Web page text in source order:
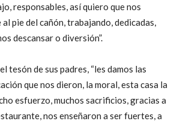
responsables, así quiero que nos
pie del cañón, trabajando, dedicadas,
descansar o diversión”.
tesón de sus padres, “les damos las
que nos dieron, la moral, esta casa la
esfuerzo, muchos sacrificios, gracias a
nos enseñaron a ser fuertes, a